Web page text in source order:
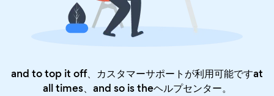
and to top it off、カスタマーサポートが利用可能ですat
all times、and so is theヘルプセンター。